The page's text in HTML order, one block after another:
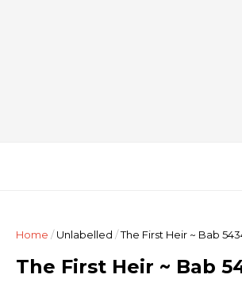
Home /Unlabelled /The First Heir ~ Bab
The First Heir ~ Bab